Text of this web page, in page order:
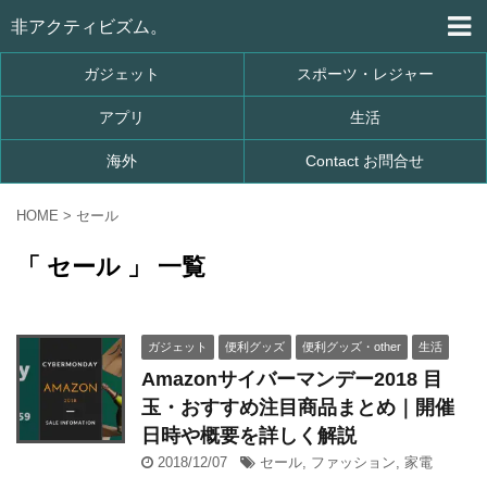
非アクティビズム。
ガジェット スポーツ・レジャー
アプリ 生活
海外 Contact お問合せ
HOME > セール
「 セール 」 一覧
ガジェット 便利グッズ 便利グッズ・other 生活
Amazonサイバーマンデー2018 目
玉・おすすめ注目商品まとめ｜開催
日時や概要を詳しく解説
2018/12/07 セール ファッション 家電